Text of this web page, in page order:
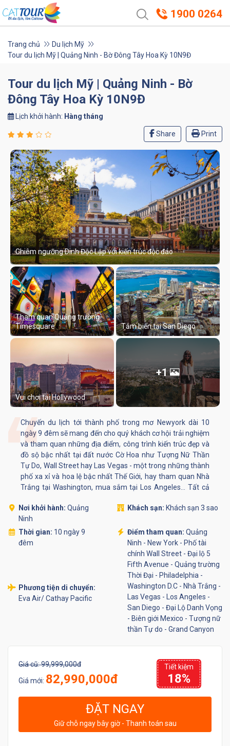
1900 0264
Trang chủ
Du lịch Mỹ
Tour du lịch Mỹ | Quảng Ninh - Bờ Đông Tây Hoa Kỳ 10N9Đ
Tour du lịch Mỹ | Quảng Ninh - Bờ
Đông Tây Hoa Kỳ 10N9Đ
Lịch khởi hành: Hàng tháng
Share Print
Chiêm ngưỡng Dinh Độc Lập với kiến trúc độc đáo
Tham quan Quảng trường
Timesquare
Tắm biển tại San Diego
Vui chơi tại Hollywood
+1
Chuyến du lịch tới thành phố trong mơ Newyork dài 10
ngày 9 đêm sẽ mang đến cho quý khách cơ hội trải nghiệm
và tham quan những địa điểm, công trình kiến trúc đẹp và
đồ sộ bậc nhất tại đất nước Cờ Hoa như Tượng Nữ Thần
Tự Do, Wall Street hay Las Vegas - một trong những thành
phố xa xỉ và hoa lệ bậc nhất Thế Giới, hay tham quan Nhà
Trắng tại Washington, mua sắm tại Los Angeles... Tất cả
nào cũng mong muốn được tận hưởng một lần trong đời.
Nơi khởi hành: Quảng
Ninh
Khách sạn: Khách sạn 3 sao
Thời gian: 10 ngày 9
đêm
Điểm tham quan: Quảng
Ninh - New York - Phố tài
chính Wall Street - Đại lộ 5
Fifth Avenue - Quảng trường
Thời Đại - Philadelphia -
Washington D.C - Nhà Trắng -
Las Vegas - Los Angeles -
San Diego - Đại Lộ Danh Vọng
- Biên giới Mexico - Tượng nữ
thần Tự do - Grand Canyon
Phương tiện di chuyển:
Eva Air/ Cathay Pacific
Giá cũ:99,999,000đ
Giá mới: 82,990,000đ
Tiết kiệm
18%
ĐẶT NGAY
Giữ chỗ ngay bây giờ - Thanh toán sau